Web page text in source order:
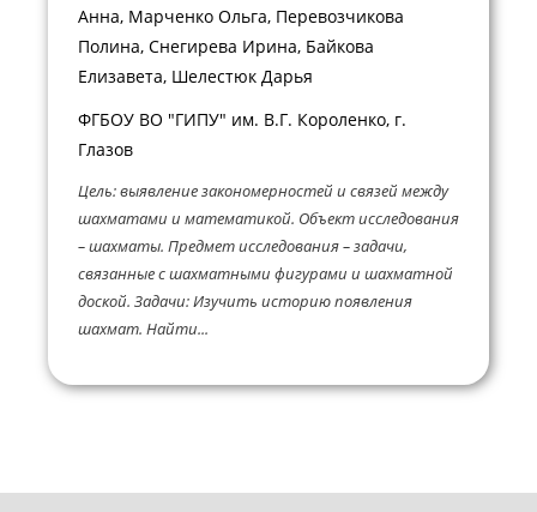
Анна, Марченко Ольга, Перевозчикова
Полина, Снегирева Ирина, Байкова
Елизавета, Шелестюк Дарья
ФГБОУ ВО "ГИПУ" им. В.Г. Короленко, г.
Глазов
Цель: выявление закономерностей и связей между
шахматами и математикой. Объект исследования
– шахматы. Предмет исследования – задачи,
связанные с шахматными фигурами и шахматной
доской. Задачи: Изучить историю появления
шахмат. Найти...